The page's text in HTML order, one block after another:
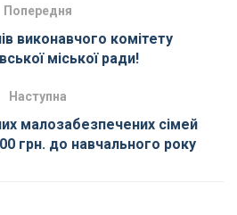
Попередня
виконавчого комітету
міської ради!
Наступна
малозабезпечених сімей
грн. до навчального року